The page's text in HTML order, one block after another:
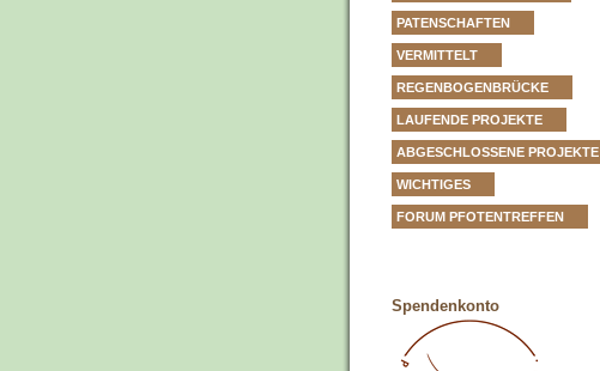
PATENSCHAFTEN
VERMITTELT
REGENBOGENBRÜCKE
LAUFENDE PROJEKTE
ABGESCHLOSSENE PROJEKTE
WICHTIGES
FORUM PFOTENTREFFEN
Spendenkonto